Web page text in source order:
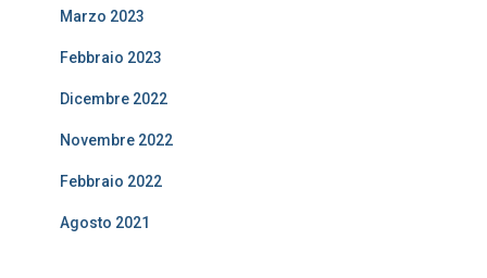
Marzo 2023
Febbraio 2023
Dicembre 2022
Novembre 2022
Febbraio 2022
Agosto 2021